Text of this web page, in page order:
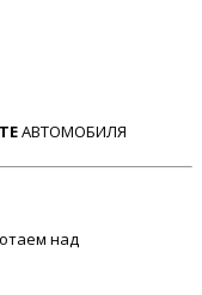
АВТОМОБИЛЯ
над